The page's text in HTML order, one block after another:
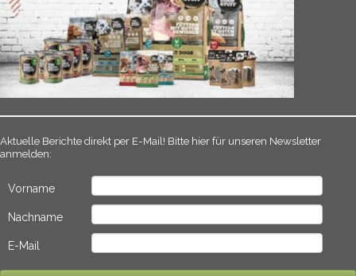
Aktuelle Berichte direkt per E-Mail! Bitte hier für unseren Newsletter
anmelden:
Vorname
Nachname
E-Mail